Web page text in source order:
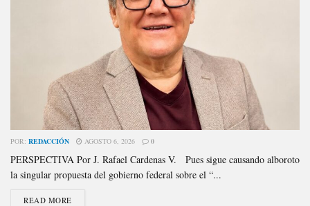
POR: REDACCIÓN AGOSTO 6, 2026 0
PERSPECTIVA Por J. Rafael Cardenas V. Pues sigue causando alboroto
la singular propuesta del gobierno federal sobre el “...
READ MORE